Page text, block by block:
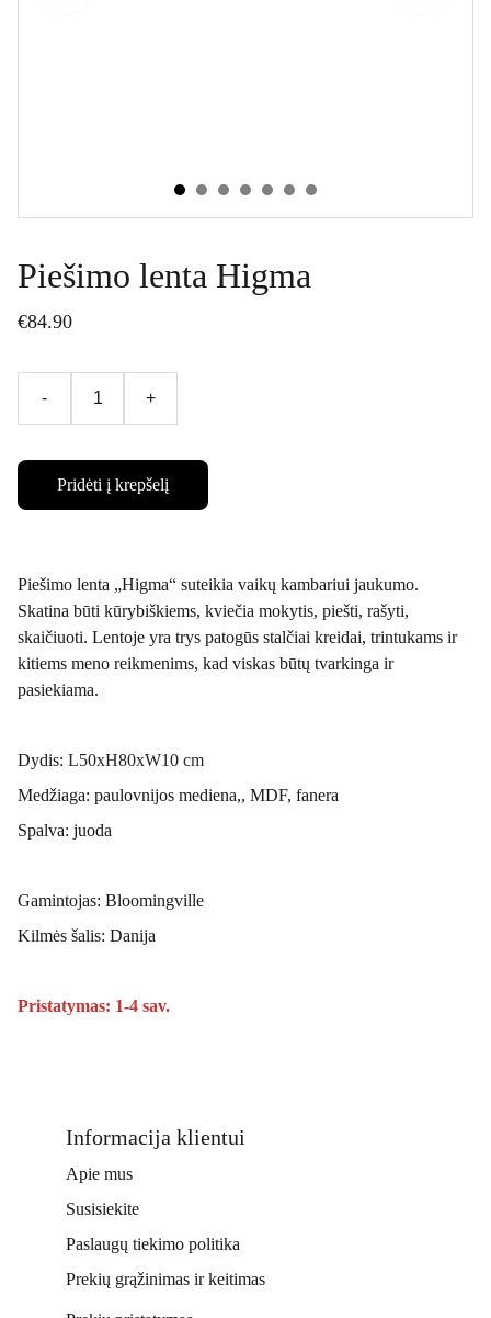
Piešimo lenta Higma
€84.90
- +
Pridėti į krepšelį
Piešimo lenta „Higma“ suteikia vaikų kambariui jaukumo.
Skatina būti kūrybiškiems, kviečia mokytis, piešti, rašyti,
skaičiuoti. Lentoje yra trys patogūs stalčiai kreidai, trintukams ir
kitiems meno reikmenims, kad viskas būtų tvarkinga ir
pasiekiama.
Dydis: L50xH80xW10 cm
Medžiaga: paulovnijos mediena,, MDF, fanera
Spalva: juoda
Gamintojas: Bloomingville
Kilmės šalis: Danija
Pristatymas: 1-4 sav.
Apie mus
Prekių grąžinimas ir keitimas
Paslaugų tiekimo politika
Informacija klientui
Susisiekite